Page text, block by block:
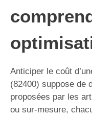
Anticiper le coût
(82400) suppose de
proposées par les
ou sur-mesure,